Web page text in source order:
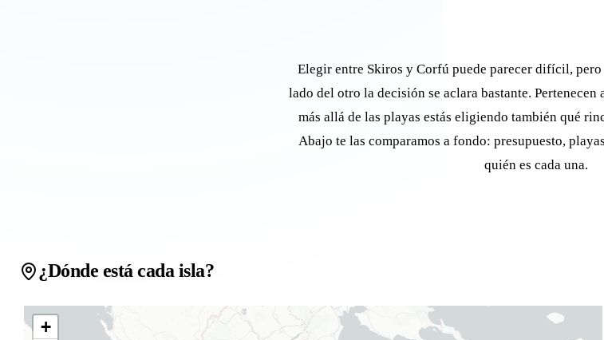
Elegir entre Skiros y Corfú puede parecer difícil,
lado del otro la decisión se aclara bastante.
más allá de las playas estás eligiendo también qué
Abajo te las comparamos a fondo: presupuesto,
quién es cada una.
¿Dónde está cada isla?
+